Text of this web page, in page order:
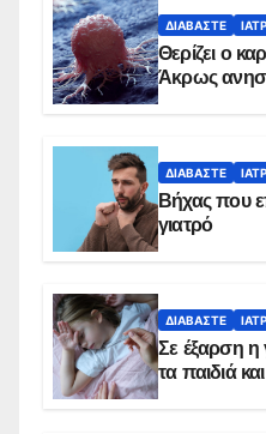
ΔΙΑΒΆΣΤΕ
Θερίζει ο
Άκρως
ΔΙΑΒΆΣΤΕ
Βήχας που
γιατρό
ΔΙΑΒΆΣΤΕ
Σε έξαρση η
τα παιδιά